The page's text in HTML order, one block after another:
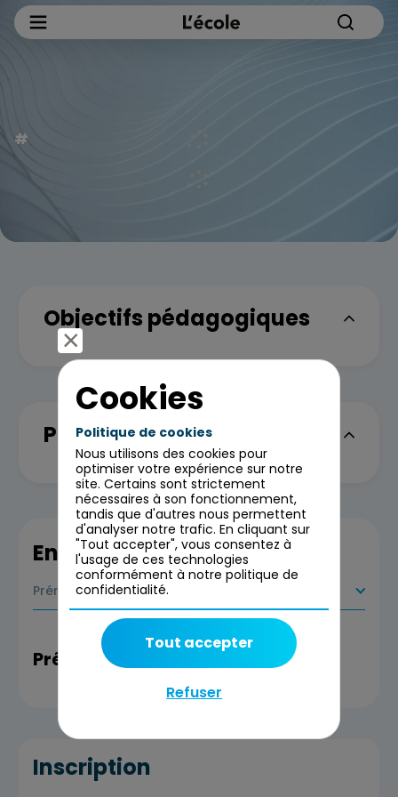
Objectifs pédagogiques
Programme
En savoir plus
Prérequis
Prérequis
Inscription
Cookies
Politique de cookies
Nous utilisons des cookies pour
optimiser votre expérience sur notre
site. Certains sont strictement
nécessaires à son fonctionnement,
tandis que d'autres nous permettent
d'analyser notre trafic. En cliquant sur
"Tout accepter", vous consentez à
l'usage de ces technologies
conformément à notre politique de
confidentialité.
Refuser
Tout accepter